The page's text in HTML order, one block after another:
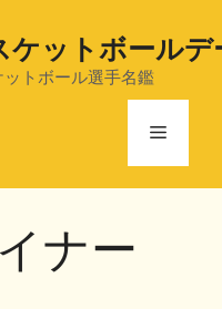
ケットボールデ
トボール選手名鑑
メ
ナー